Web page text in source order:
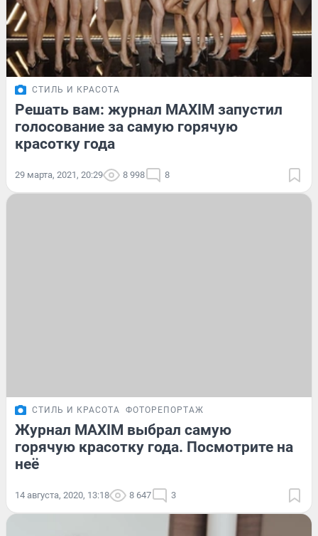
СТИЛЬ И КРАСОТА
Решать вам: журнал MAXIM запустил
голосование за самую горячую
красотку года
29 марта, 2021, 20:29 8 998 8
СТИЛЬ И КРАСОТА ФОТОРЕПОРТАЖ
Журнал MAXIM выбрал самую
горячую красотку года. Посмотрите на
неё
14 августа, 2020, 13:18 8 647 3